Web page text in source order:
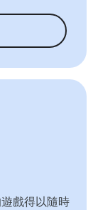
戲得以隨時